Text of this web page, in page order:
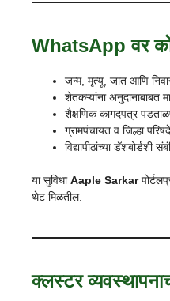
WhatsApp वर
जन्म, मृत्यू, जात आणि
शेतकऱ्यांना अनुदानाबाबत
शैक्षणिक कागदपत्र
ग्रामपंचायत व जिल्हा
विद्यापीठांच्या डॅशबोर्डशी
या सुविधाAaple Sarkar
थेट मिळतील.
क्लस्टर